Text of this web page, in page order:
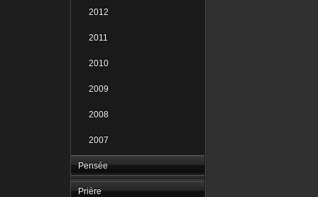
2012
2011
2010
2009
2008
2007
Pensée
Prière